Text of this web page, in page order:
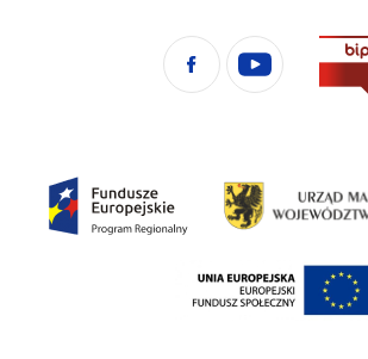
FacebookYouTube
Fundusze
Europejskie
Urząd
Marszałkowski
Pomorskiego
Europejski
Fundusz